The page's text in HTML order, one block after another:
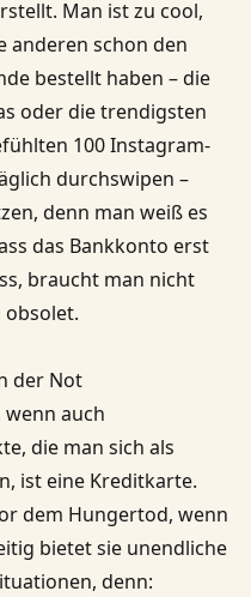
Man ist zu cool,
anderen schon den
bestellt haben – die
oder die trendigsten
100 Instagram-
durchswipen –
denn man weiß es
das Bankkonto erst
braucht man nicht
obsolet.
der Not
auch
die man sich als
ist eine Kreditkarte.
dem Hungertod, wenn
bietet sie unendliche
denn: